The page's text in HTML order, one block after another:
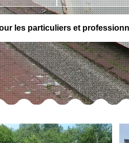
les particuliers et